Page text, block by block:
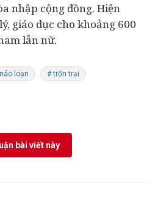
nhập cộng đồng. Hiện
giáo dục cho khoảng 600
lẫn nữ.
loạn # trốn trại
bài viết này